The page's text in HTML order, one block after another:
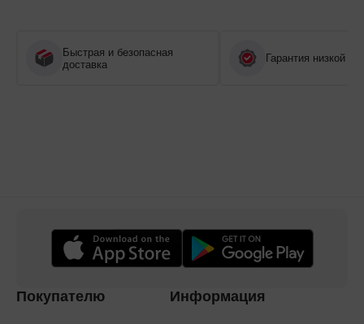
Быстрая и безопасная
доставка
Гарантия низкой
Покупателю Информация